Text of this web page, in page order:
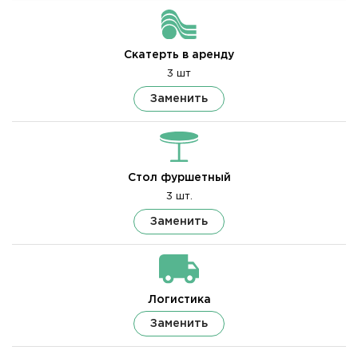
Скатерть в аренду
3 шт
Заменить
Стол фуршетный
3 шт.
Заменить
Логистика
Заменить